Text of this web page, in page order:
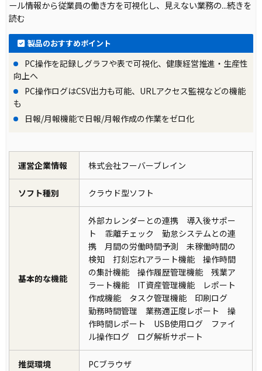
ール情報から従業員の働き方を可視化し、見えない業務の...続きを
読む
製品のおすすめポイント
PC操作を記録しグラフや表で可視化、健康経営推進・生産性
向上へ
PC操作ログはCSV出力も可能、URLアクセス監視などの機能
も
日報/月報機能で日報/月報作成の作業をゼロ化
運営企業情報 株式会社フーバーブレイン
ソフト種別 クラウド型ソフト
基本的な機能
外部カレンダーとの連携 導入後サポー
ト 乖離チェック 勤怠システムとの連
携 月間の労働時間予測 未稼働時間の
検知 打刻忘れアラート機能 操作時間
の集計機能 操作履歴管理機能 残業ア
ラート機能 IT資産管理機能 レポート
作成機能 タスク管理機能 印刷ログ
勤務時間管理 業務適正度レポート 操
作時間レポート USB使用ログ ファイ
ル操作ログ ログ解析サポート
推奨環境 PCブラウザ